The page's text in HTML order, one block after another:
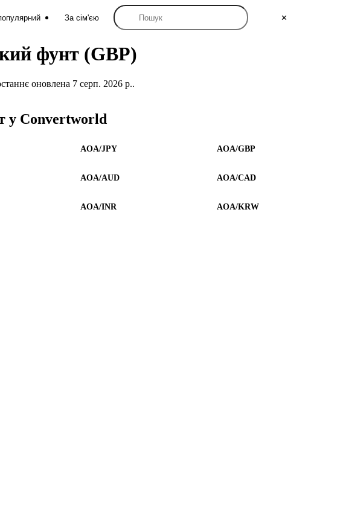
✕
За сім'єю
фунт (GBP)
оновлена 7 серп. 2026 р..
у Convertworld
AOA/JPY AOA/GBP
AOA/AUD AOA/CAD
AOA/INR AOA/KRW